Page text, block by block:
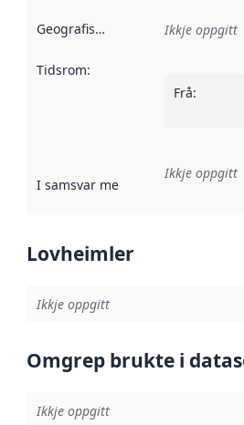
Geografisk område Ikkje oppgitt
Tidsrom:
Frå:
I samsvar med Referanse til ei
Ikkje oppgitt
Lovheimler
Ikkje oppgitt
Omgrep brukte i
Ikkje oppgitt